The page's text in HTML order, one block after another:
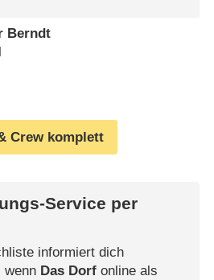
Berndt
Crew komplett
Service per
informiert dich
wenn Das Dorfonline als